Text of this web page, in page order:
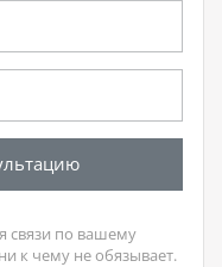
связи по вашему
к чему не обязывает.